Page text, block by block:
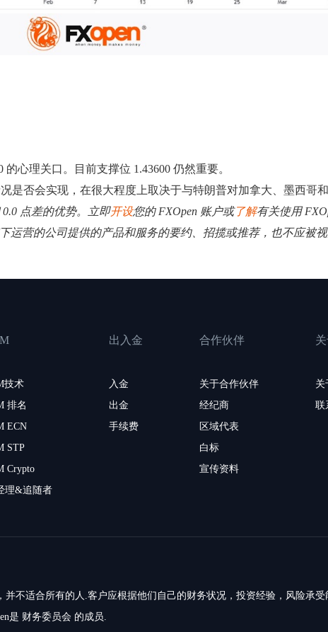
心理关口。目前支撑位 1.43600 仍然重要。
否会实现，在很大程度上取决于与特朗普对加拿大、墨西哥
点差的优势。立即开设您的 FXOpen 账户或了解有关使用
运营的公司提供的产品和服务的要约、招揽或推荐，也不应被视
技术
排名
ECN
STP
Crypto
理&追随者
出入金
入金
出金
手续费
合作伙伴
关于合作伙伴
经纪商
区域代表
白标
宣传资料
关
联
不适合所有的人.客户应根据他们自己的财务状况，投资经验，风险承
是 财务委员会 的成员.